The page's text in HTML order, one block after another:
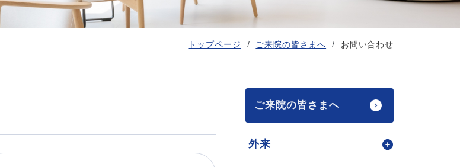
トップページ ご来院の皆さまへ お問い合わせ
ご来院の皆さまへ
外来